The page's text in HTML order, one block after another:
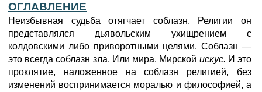
ОГЛАВЛЕНИЕ
Неизбывная судьба отягчает соблазн. Религии он
представлялся дьявольским ухищрением с
колдовскими либо приворотными целями. Соблазн —
это всегда соблазн зла. Или мира. Мирской искус. И это
проклятие, наложенное на соблазн религией, без
изменений воспринимается моралью и философией, а